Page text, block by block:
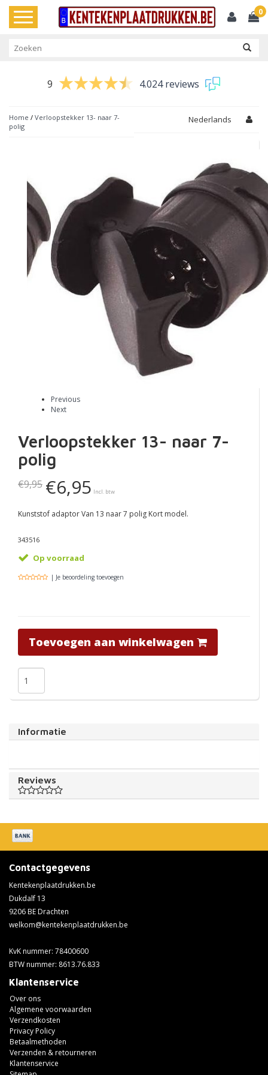
Toggle
navigation
0
9 4.024 reviews
Home / Verloopstekker 13- naar 7-
polig
Nederlands
Previous
Next
Verloopstekker 13- naar 7-
polig
€9,95 €6,95 Incl. btw
Kunststof adaptor Van 13 naar 7 polig Kort model.
343516
Op voorraad
| Je beoordeling toevoegen
Toevoegen aan winkelwagen
Informatie
Reviews
Contactgegevens
Kentekenplaatdrukken.be
Dukdalf 13
9206 BE Drachten
welkom@kentekenplaatdrukken.be
KvK nummer: 78400600
BTW nummer: 8613.76.833
Klantenservice
Over ons
Algemene voorwaarden
Verzendkosten
Privacy Policy
Betaalmethoden
Verzenden & retourneren
Klantenservice